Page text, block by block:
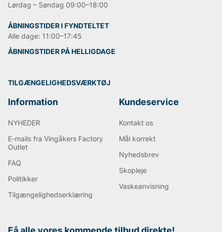
Lørdag – Søndag 09:00–18:00
ÅBNINGSTIDER I FYNDTELTET
Alle dage: 11:00–17:45
ÅBNINGSTIDER PÅ HELLIGDAGE
TILGÆNGELIGHEDSVÆRKTØJ
Information
NYHEDER
E-mails fra Vingåkers Factory
Outlet
FAQ
Politikker
Tilgængelighedserklæring
Kundeservice
Kontakt os
Mål korrekt
Nyhedsbrev
Skopleje
Vaskeanvisning